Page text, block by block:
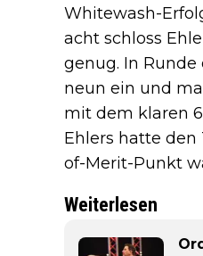
Whitewash-
acht schloss
genug. In
neun ein und
mit dem klaren
Ehlers hatte den
of-Merit-Punkt
Weiterlesen